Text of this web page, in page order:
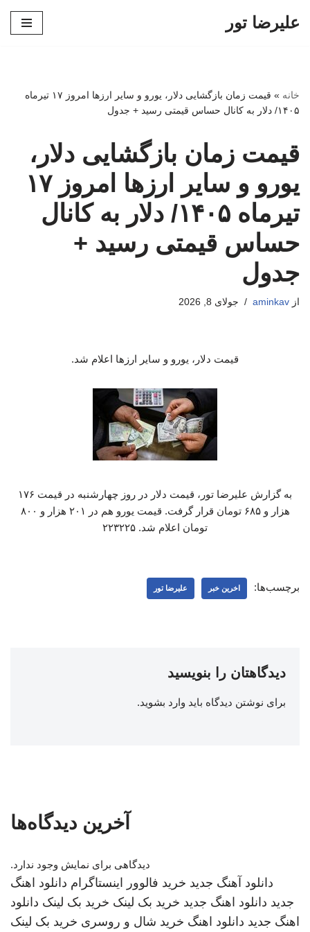
علیرضا تور
خانه »
قیمت زمان بازگشایی دلار، یورو و سایر ارزها امروز ۱۷ تیرماه
۱۴۰۵/ دلار به کانال حساس قیمتی رسید + جدول
قیمت زمان بازگشایی دلار،
یورو و سایر ارزها امروز ۱۷
تیرماه ۱۴۰۵/ دلار به کانال
حساس قیمتی رسید +
جدول
از aminkav جولای 8, 2026
قیمت دلار، یورو و سایر ارزها اعلام شد.
به گزارش علیرضا تور، قیمت دلار در روز چهارشنبه در قیمت ۱۷۶
هزار و ۶۸۵ تومان قرار گرفت. قیمت یورو هم در ۲۰۱ هزار و ۸۰۰
تومان اعلام شد. ۲۲۳۲۲۵
برچسب‌ها: اخرین خبر علیرضا تور
دیدگاهتان را بنویسید
برای نوشتن دیدگاه باید وارد بشوید.
آخرین دیدگاه‌ها
دیدگاهی برای نمایش وجود ندارد.
دانلود آهنگ جدید خرید فالوور اینستاگرام دانلود اهنگ
جدید دانلود اهنگ جدید خرید بک لینک خرید بک لینک دانلود
اهنگ جدید دانلود اهنگ خرید شال و روسری خرید بک لینک